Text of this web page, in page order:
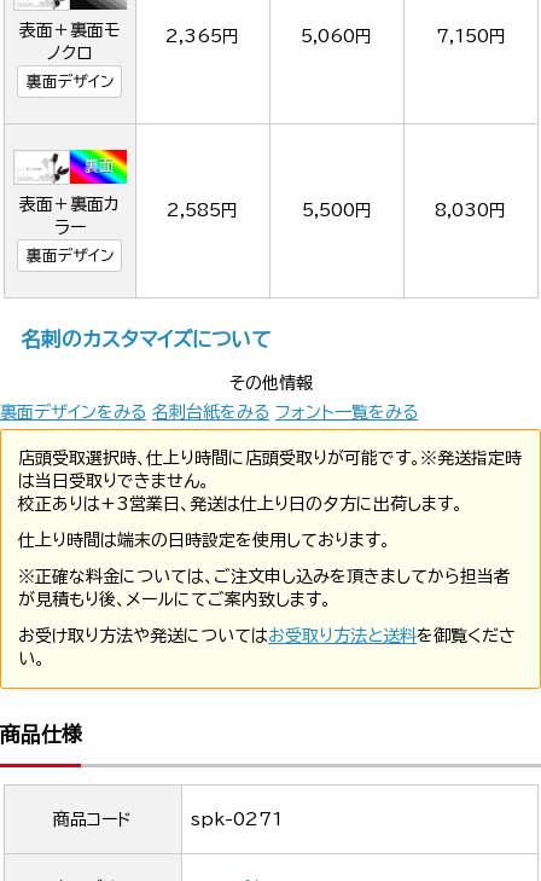
表面＋裏面モ
ノクロ
裏面デザイン
2,365円 5,060円 7,150円
表面＋裏面カ
ラー
裏面デザイン
2,585円 5,500円 8,030円
名刺のカスタマイズについて
その他情報
裏面デザインをみる 名刺台紙をみる フォント一覧をみる
店頭受取選択時、仕上り時間に店頭受取りが可能です。※発送指定時
は当日受取りできません。
校正ありは+3営業日、発送は仕上り日の夕方に出荷します。
仕上り時間は端末の日時設定を使用しております。
※正確な料金については、ご注文申し込みを頂きましてから担当者
が見積もり後、メールにてご案内致します。
お受け取り方法や発送についてはお受取り方法と送料を御覧くださ
い。
商品仕様
商品コード spk-0271